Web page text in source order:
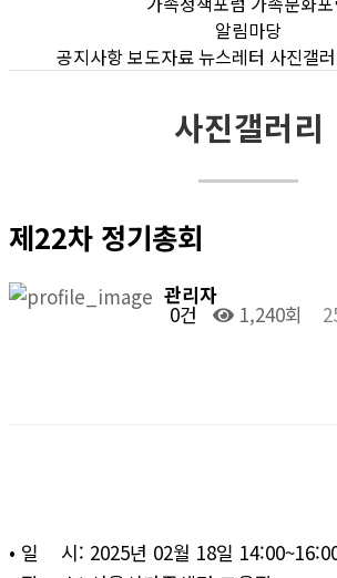
알림마당
공지사항보도자료뉴스레터 사진갤
사진갤러리
제22차 정기총회
관리자
0건 1,240회
• 일 시: 2025년 02월 18일